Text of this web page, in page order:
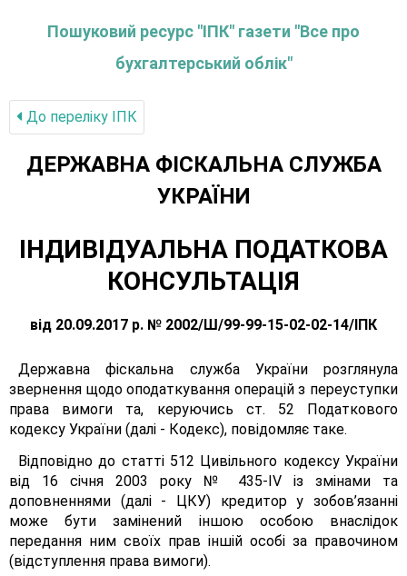
Пошуковий ресурс "ІПК" газети "Все про
бухгалтерський облік"
До переліку IПК
ДЕРЖАВНА ФІСКАЛЬНА СЛУЖБА
УКРАЇНИ
ІНДИВІДУАЛЬНА ПОДАТКОВА
КОНСУЛЬТАЦІЯ
від 20.09.2017 р. № 2002/Ш/99-99-15-02-02-14/ІПК
Державна фіскальна служба України розглянула
звернення щодо оподаткування операцій з переуступки
права вимоги та, керуючись ст. 52 Податкового
кодексу України (далі - Кодекс), повідомляє таке.
Відповідно до статті 512 Цивільного кодексу України
від 16 січня 2003 року № 435-ІV із змінами та
доповненнями (далі - ЦКУ) кредитор у зобов’язанні
може бути замінений іншою особою внаслідок
передання ним своїх прав іншій особі за правочином
(відступлення права вимоги).